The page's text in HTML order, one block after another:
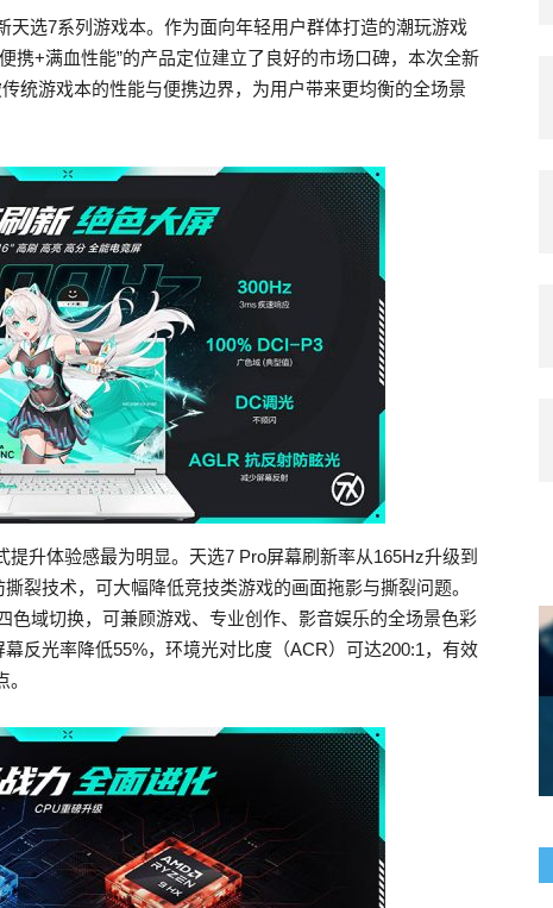
天选7系列游戏本。作为面向年轻用户群体打造的潮玩游戏
携+满血性能”的产品定位建立了良好的市场口碑，本次全新
统游戏本的性能与便携边界，为用户带来更均衡的全场景
升体验感最为明显。天选7 Pro屏幕刷新率从165Hz升级到
裂技术，可大幅降低竞技类游戏的画面拖影与撕裂问题。
色域切换，可兼顾游戏、专业创作、影音娱乐的全场景色彩
反光率降低55%，环境光对比度（ACR）可达200:1，有效